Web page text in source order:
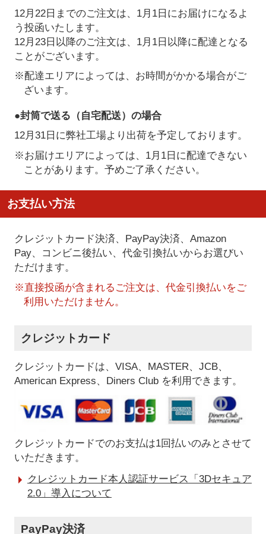
12月22日までのご注文は、1月1日にお届けになるよ
う投函いたします。
12月23日以降のご注文は、1月1日以降に配達となる
ことがございます。
※配達エリアによっては、お時間がかかる場合がご
ざいます。
●封筒で送る（自宅配送）の場合
12月31日に弊社工場より出荷を予定しております。
※お届けエリアによっては、1月1日に配達できない
ことがあります。予めご了承ください。
お支払い方法
クレジットカード決済、PayPay決済、Amazon
Pay、コンビニ後払い、代金引換払いからお選びい
ただけます。
※直接投函が含まれるご注文は、代金引換払いをご
利用いただけません。
クレジットカード
クレジットカードは、VISA、MASTER、JCB、
American Express、Diners Club を利用できます。
クレジットカードでのお支払は1回払いのみとさせて
いただきます。
クレジットカード本人認証サービス「3Dセキュア
2.0」導入について
PayPay決済